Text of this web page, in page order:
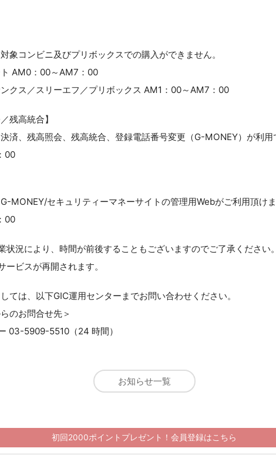
象コンビニ及びプリボックスでの購入ができません。
ト AM0：00～AM7：00
ンクス／スリーエフ／プリボックス AM1：00～AM7：00
残高統合】
済、残高照会、残高統合、登録電話番号変更（G-MONEY）が利用
00
MONEY/セキュリティーマネーサイトの管理用Webがご利用頂けま
00
状況により、時間が前後することもございますのでご了承ください。
ービスが再開されます。
ては、以下GIC運用センターまでお問い合わせください。
のお問合せ先＞
03-5909-5510（24 時間）
お知らせ一覧
初回2000ポイントプレゼント！会員登録はこちら